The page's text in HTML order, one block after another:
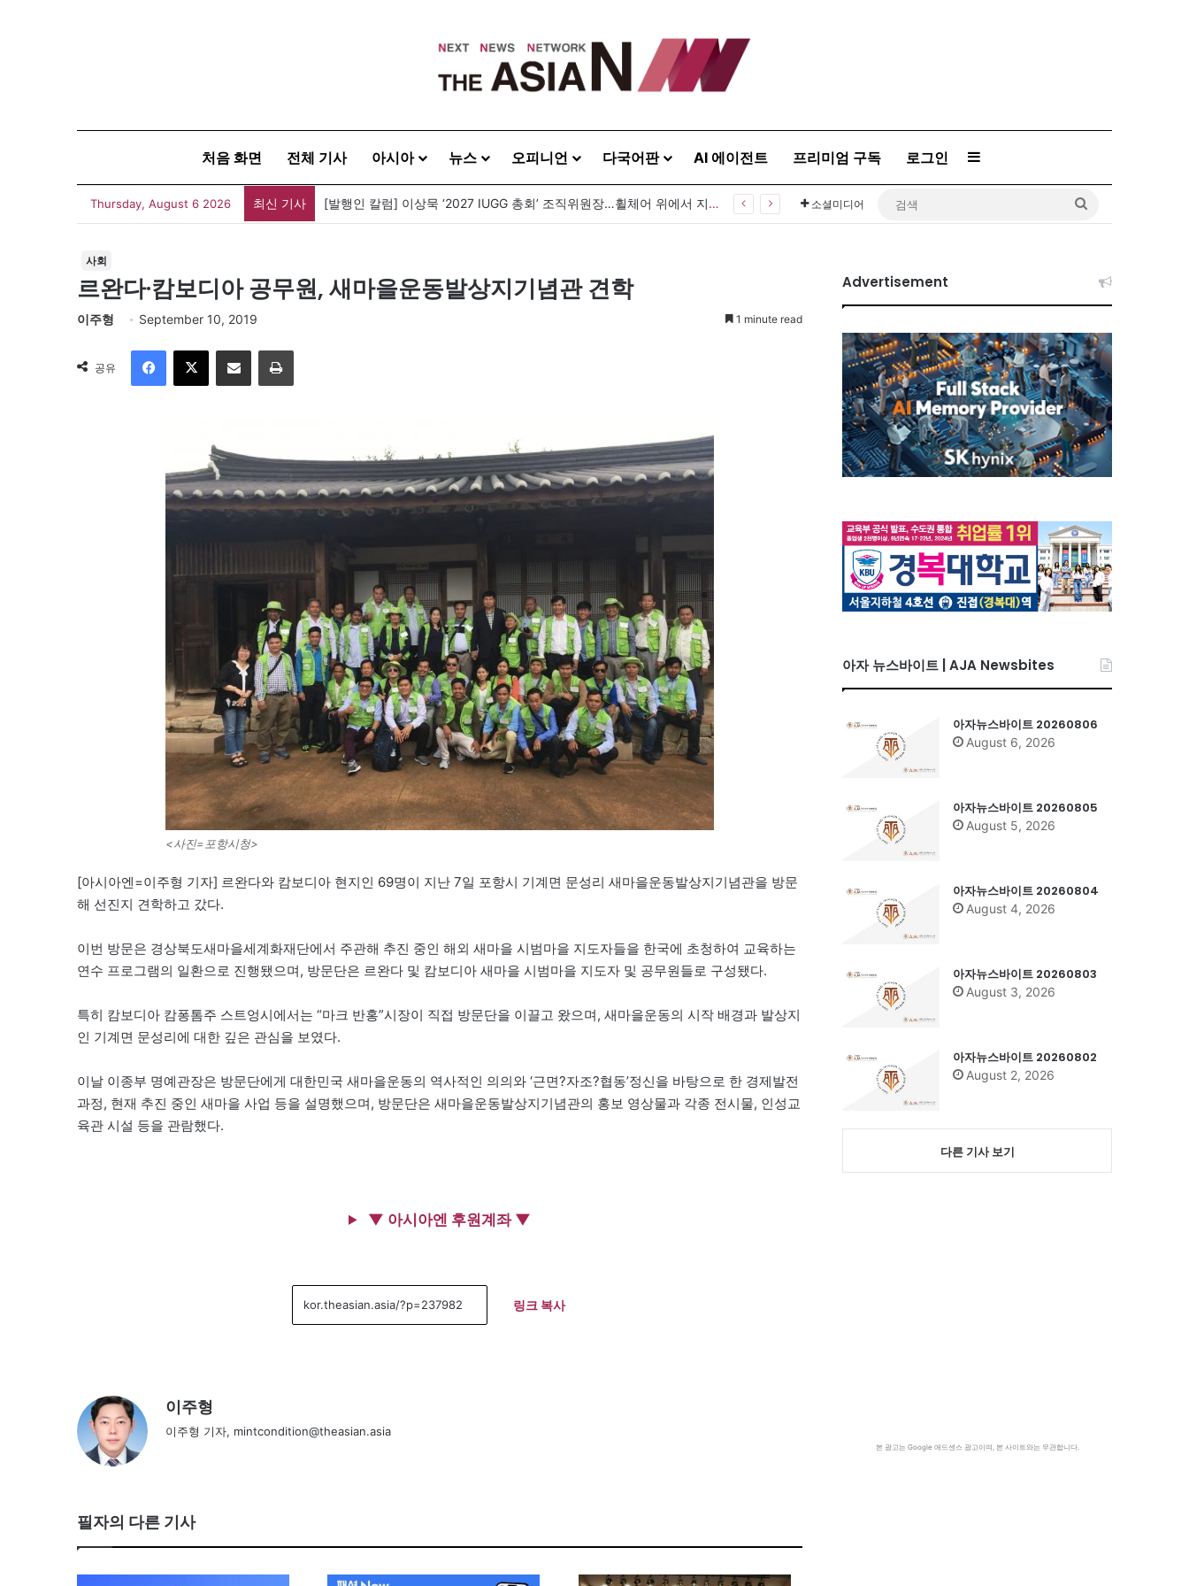
처음 화면 전체 기사 아시아 뉴스 오피니언 다국어판 AI 에이전트 프리미엄 구독 로그인 Sidebar
Thursday, August 6 2026 최신 기사 [발행인 칼럼] 이상묵 ‘2027 IUGG 총회’ 조직위원장…휠체어 위에서 지구를 움직이는 학자 소셜미디어
사회
르완다·캄보디아 공무원, 새마을운동발상지기념관 견학
이주형 September 10, 2019 1 minute read
공유
이메일
<사진=포항시청>
[아시아엔=이주형 기자] 르완다와 캄보디아 현지인 69명이 지난 7일 포항시 기계면 문성리 새마을운동발상지기념관을 방문
해 선진지 견학하고 갔다.
이번 방문은 경상북도새마을세계화재단에서 주관해 추진 중인 해외 새마을 시범마을 지도자들을 한국에 초청하여 교육하는
연수 프로그램의 일환으로 진행됐으며, 방문단은 르완다 및 캄보디아 새마을 시범마을 지도자 및 공무원들로 구성됐다.
특히 캄보디아 캄퐁톰주 스트엉시에서는 “마크 반홍”시장이 직접 방문단을 이끌고 왔으며, 새마을운동의 시작 배경과 발상지
인 기계면 문성리에 대한 깊은 관심을 보였다.
이날 이종부 명예관장은 방문단에게 대한민국 새마을운동의 역사적인 의의와 ‘근면?자조?협동’정신을 바탕으로 한 경제발전
과정, 현재 추진 중인 새마을 사업 등을 설명했으며, 방문단은 새마을운동발상지기념관의 홍보 영상물과 각종 전시물, 인성교
육관 시설 등을 관람했다.
▼ 아시아엔 후원계좌 ▼
링크 복사
이주형
이주형 기자, mintcondition@theasian.asia
필자의 다른 기사
Advertisement
아자 뉴스바이트 | AJA Newsbites
아자뉴스바이트 20260806
August 6, 2026
아자뉴스바이트 20260805
August 5, 2026
아자뉴스바이트 20260804
August 4, 2026
아자뉴스바이트 20260803
August 3, 2026
아자뉴스바이트 20260802
August 2, 2026
다른 기사 보기
본 광고는 Google 애드센스 광고이며, 본 사이트와는 무관합니다.